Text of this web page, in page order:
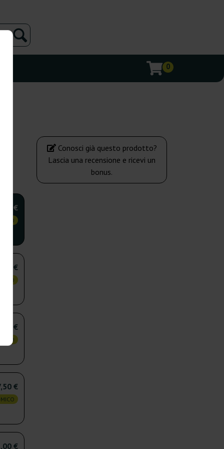
0
5,25 €
€
€
€
€
Conosci già questo prodotto?
Lascia una recensione e ricevi un
bonus.